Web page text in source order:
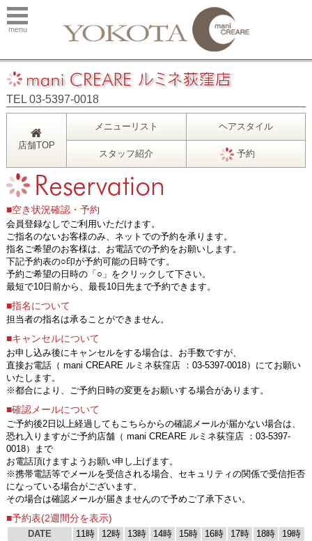
menu
TEL 03-5397-0018
店舗TOP
メニューリスト ヘアスタイル
スタッフ紹介 予約
■空き状況確認・予約
会員登録なしでご利用いただけます。
ご指名のないお客様のみ、ネットでの予約を承ります。
指名ご希望のお客様は、お電話での予約をお願いします。
下記予約表の○印が予約可能の日時です。
予約ご希望の日時の「○」をクリックして下さい。
最短で10日前から、最長10日先まで予約できます。
■指名について
担当者の指名は承ることができません。
■キャンセルについて
お申し込み後にキャンセルをする場合は、お手数ですが、
直接お電話（ mani CREARE ルミネ荻窪店 ：03-5397-0018）にてお願い
いたします。
※都合により、ご予約日時の変更をお願いする場合があります。
■確認メールについて
ご予約後2日以上経過してもこちらからの確認メールが届かない場合は、
恐れ入りますがご予約店舗（ mani CREARE ルミネ荻窪店 ：03-5397-
0018）まで
お電話頂けますようお願い申し上げます。
※携帯電話等でメールを受信される場合、セキュリティの関係で受信拒否
になっている場合がございます。
その場合は確認メールが届きませんので予めご了承下さい。
■予約表(2週間分を表示)
DATE 11時 12時 13時 14時 15時 16時 17時 18時
19時